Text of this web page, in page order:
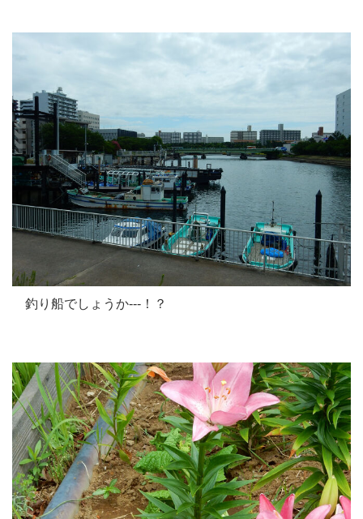
釣り船でしょうか---！？